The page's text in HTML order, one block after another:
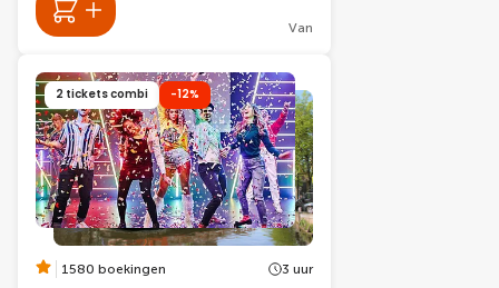
Van
2 tickets combi -12%
1580 boekingen 3 uur